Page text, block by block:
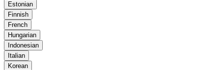
Estonian
Finnish
French
Hungarian
Indonesian
Italian
Korean